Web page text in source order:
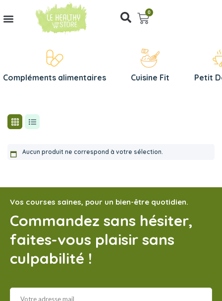
0
Compléments alimentaires Cuisine Fit Petit
Aucun produit ne correspond à votre sélection.
Vos courses saines, pour un bien-être quotidien.
Commandez sans hésiter,
faites-vous plaisir sans
culpabilité !